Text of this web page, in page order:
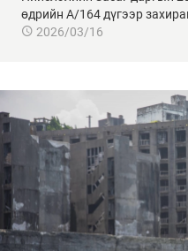
өдрийн А/164 дүгээр
2026/03/16